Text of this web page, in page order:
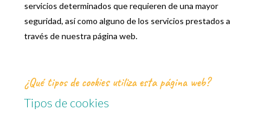
servicios determinados que requieren de una mayor
seguridad, así como alguno de los servicios prestados a
través de nuestra página web.
¿Qué tipos de cookies utiliza esta página web?
Tipos de cookies